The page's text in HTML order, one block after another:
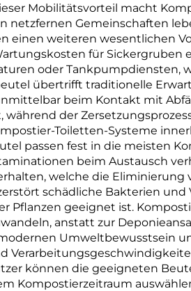
Mobilitätsvorteil macht
netzfernen Gemeinschaften
weiteren wesentlichen
für Sickergruben
oder Tankpumpdiensten,
übertrifft traditionelle
beim Kontakt mit
der
Toiletten-Systeme
passen fest in die meisten
beim Austausch
welche die Eliminierung
schädliche Bakterien
Pflanzen geeignet ist.
anstatt zur
Umweltbewusstsein
können die geeigneten
Kompostierzeitraum